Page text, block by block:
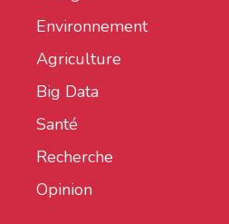
Environnement
Agriculture
Big Data
Santé
Recherche
Opinion